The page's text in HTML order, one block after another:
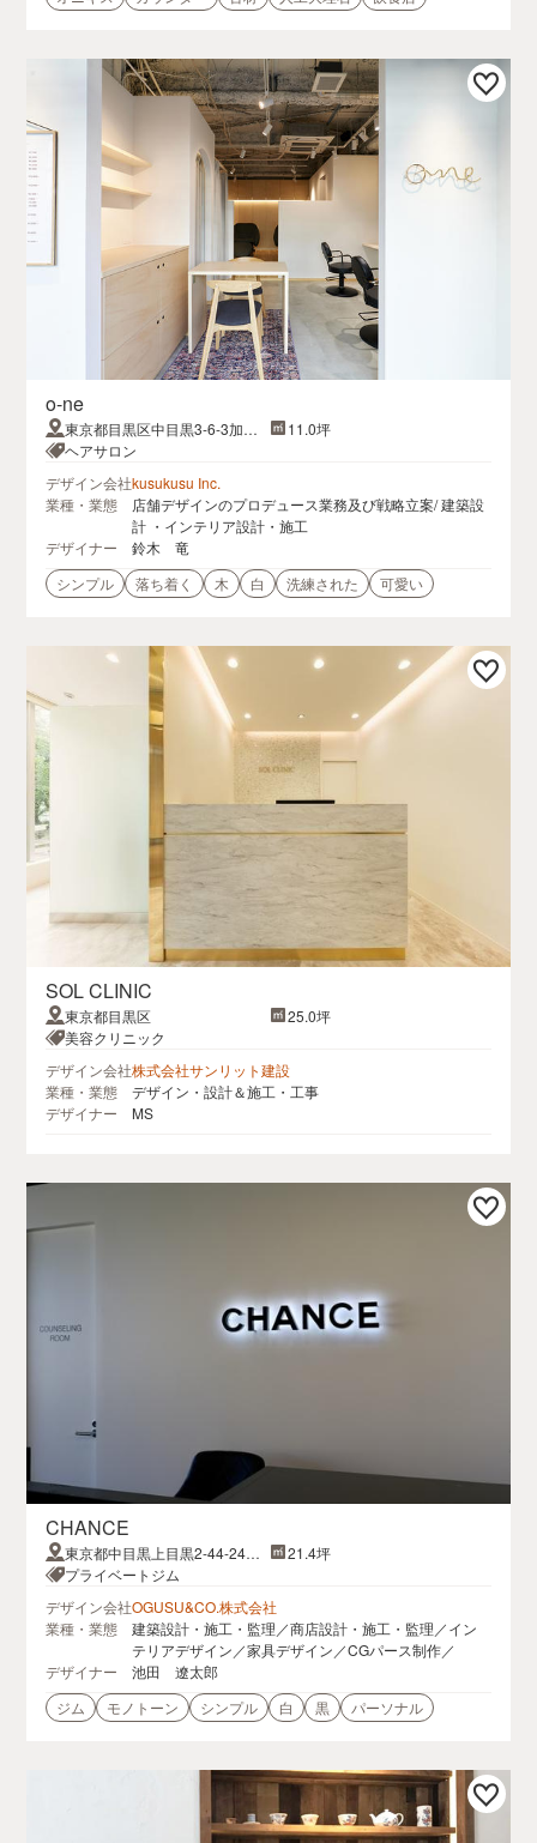
o-ne
東京都目黒区中目黒3-6-3加藤
ビル１F
11.0坪
ヘアサロン
デザイン会社kusukusu Inc.
業種・業態
店舗デザインのプロデュース業務及び戦略立案/ 建築設
計 ・インテリア設計・施工
デザイナー
鈴木 竜
シンプル
落ち着く 木 白 洗練された 可愛い
SOL CLINIC
東京都目黒区
25.0坪
美容クリニック
デザイン会社株式会社サンリット建設
業種・業態
デザイン・設計＆施工・工事
デザイナー
MS
CHANCE
東京都中目黒上目黒2-44-24CO
MS NAKAMEGURO 3F
21.4坪
プライベートジム
デザイン会社OGUSU&CO.株式会社
業種・業態
建築設計・施工・監理／商店設計・施工・監理／イン
テリアデザイン／家具デザイン／CGパース制作／
デザイナー
池田 遼太郎
ジム
モノトーン シンプル 白 黒 パーソナル